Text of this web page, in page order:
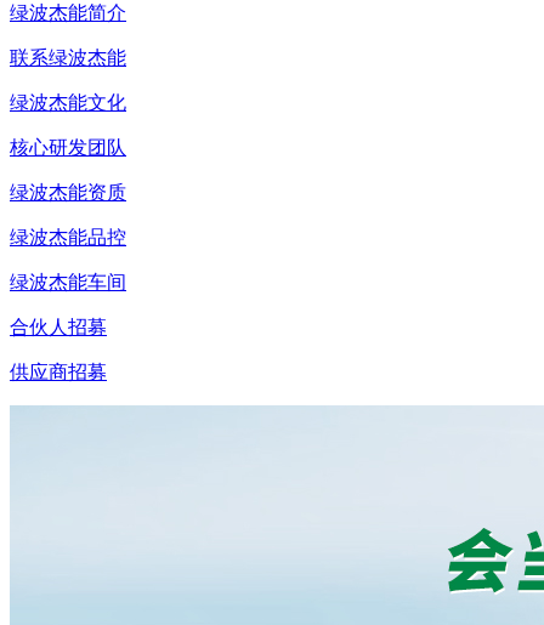
绿波杰能简介
联系绿波杰能
绿波杰能文化
核心研发团队
绿波杰能资质
绿波杰能品控
绿波杰能车间
合伙人招募
供应商招募